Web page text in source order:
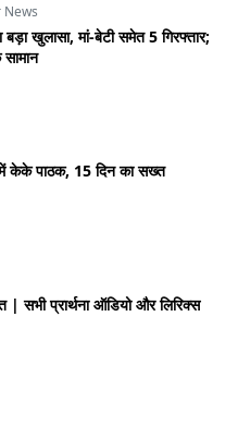
News
खुलासा, मां-बेटी समेत 5 गिरफ्तार;
में केके पाठक, 15 दिन का सख्त
| सभी प्रार्थना ऑडियो और लिरिक्स